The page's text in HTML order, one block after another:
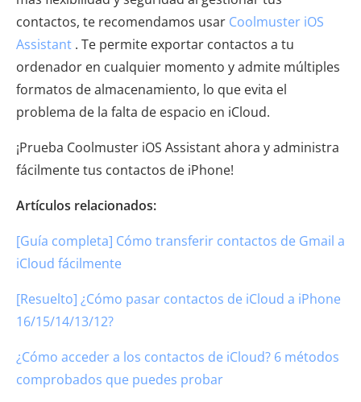
contactos, te recomendamos usar Coolmuster iOS
Assistant . Te permite exportar contactos a tu
ordenador en cualquier momento y admite múltiples
formatos de almacenamiento, lo que evita el
problema de la falta de espacio en iCloud.
¡Prueba Coolmuster iOS Assistant ahora y administra
fácilmente tus contactos de iPhone!
Artículos relacionados:
[Guía completa] Cómo transferir contactos de Gmail a
iCloud fácilmente
[Resuelto] ¿Cómo pasar contactos de iCloud a iPhone
16/15/14/13/12?
¿Cómo acceder a los contactos de iCloud? 6 métodos
comprobados que puedes probar